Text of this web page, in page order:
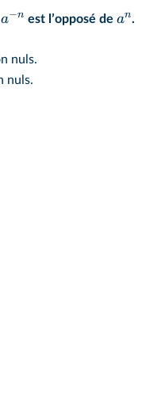
a−n est lʼopposé de an.
nuls.
nuls.